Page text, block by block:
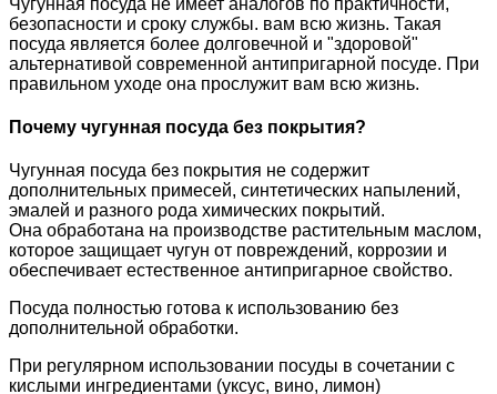
безопасности и сроку службы. вам всю жизнь. Такая
посуда является более долговечной и "здоровой"
альтернативой современной антипригарной посуде. При
правильном уходе она прослужит вам всю жизнь.
Почему чугунная посуда без покрытия?
Чугунная посуда без покрытия не содержит
дополнительных примесей, синтетических напылений,
эмалей и разного рода химических покрытий.
Она обработана на производстве растительным маслом,
которое защищает чугун от повреждений, коррозии и
обеспечивает естественное антипригарное свойство.
Посуда полностью готова к использованию без
дополнительной обработки.
При регулярном использовании посуды в сочетании с
кислыми ингредиентами (уксус, вино, лимон)